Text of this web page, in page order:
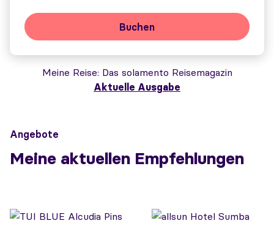
Buchen
Meine Reise Das solamento Reisemagazin
Aktuelle Ausgabe
Angebote
Meine aktuellen Empfehlungen